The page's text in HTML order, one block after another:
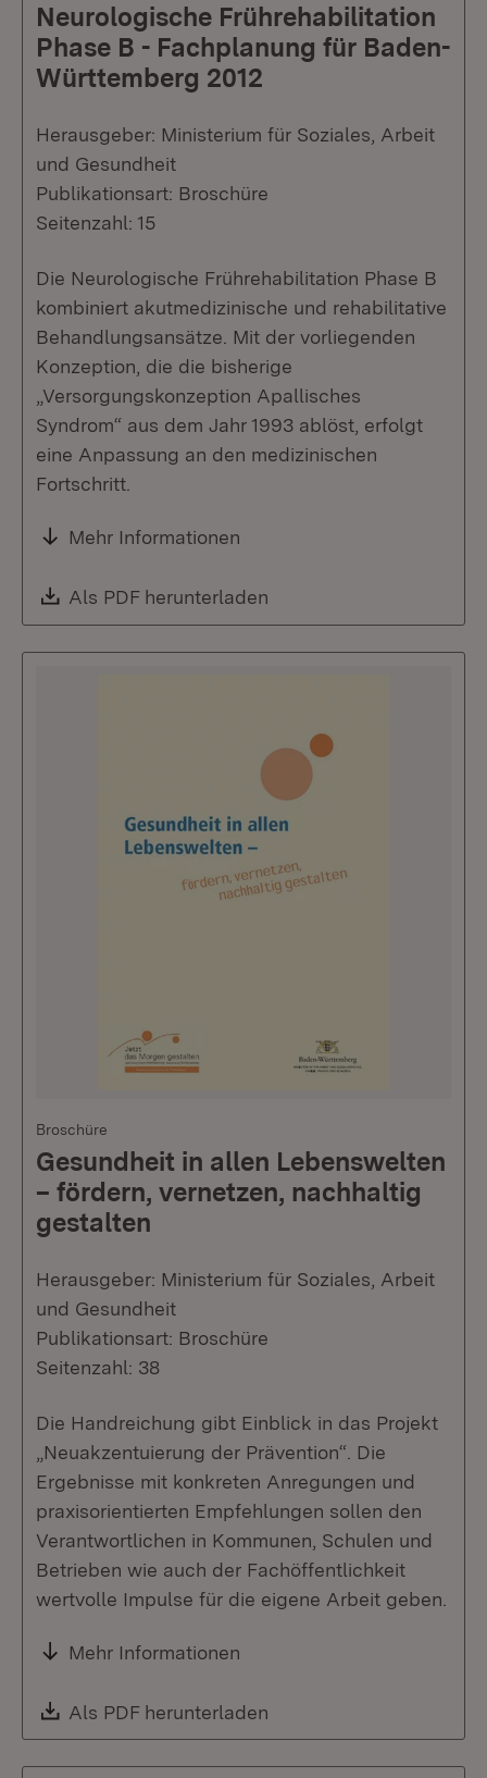
Neurologische Frührehabilitation
Phase B - Fachplanung für Baden-
Württemberg 2012
Herausgeber: Ministerium für Soziales, Arbeit
und Gesundheit
Publikationsart: Broschüre
Seitenzahl: 15
Die Neurologische Frührehabilitation Phase B
kombiniert akutmedizinische und rehabilitative
Behandlungsansätze. Mit der vorliegenden
Konzeption, die die bisherige
„Versorgungskonzeption Apallisches
Syndrom“ aus dem Jahr 1993 ablöst, erfolgt
eine Anpassung an den medizinischen
Fortschritt.
Mehr Informationen
Download:
Als PDF herunterladen
Broschüre
Gesundheit in allen Lebenswelten
– fördern, vernetzen, nachhaltig
gestalten
Herausgeber: Ministerium für Soziales, Arbeit
und Gesundheit
Publikationsart: Broschüre
Seitenzahl: 38
Die Handreichung gibt Einblick in das Projekt
„Neuakzentuierung der Prävention“. Die
Ergebnisse mit konkreten Anregungen und
praxisorientierten Empfehlungen sollen den
Verantwortlichen in Kommunen, Schulen und
Betrieben wie auch der Fachöffentlichkeit
wertvolle Impulse für die eigene Arbeit geben.
Mehr Informationen
Download:
Als PDF herunterladen